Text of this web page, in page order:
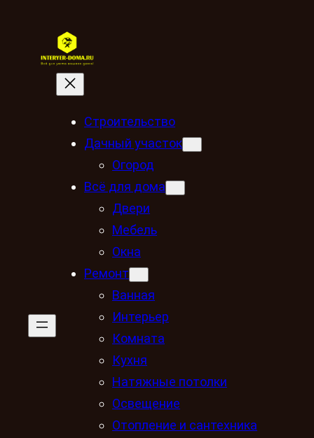
Строительство
Дачный участок
Огород
Всё для дома
Двери
Мебель
Окна
Ремонт
Ванная
Интерьер
Комната
Кухня
Натяжные потолки
Освещение
Отопление и сантехника